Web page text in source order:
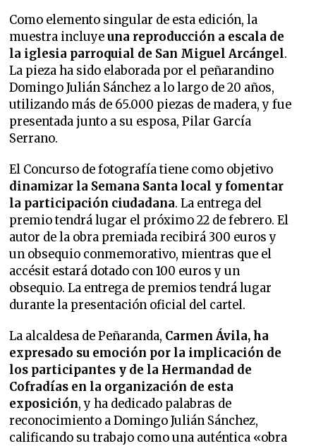
Como elemento singular de esta edición, la
muestra incluyeuna reproducción a escala de
la iglesia parroquial de San Miguel Arcángel.
La pieza ha sido elaborada por el peñarandino
Domingo Julián Sánchez a lo largo de 20 años,
utilizando más de 65.000 piezas de madera, y fue
presentada junto a su esposa, Pilar García
Serrano.
El Concurso de fotografía tiene como objetivo
dinamizar la Semana Santa local y fomentar
la participación ciudadana. La entrega del
premio tendrá lugar el próximo 22 de febrero. El
autor de la obra premiada recibirá 300 euros y
un obsequio conmemorativo, mientras que el
accésit estará dotado con 100 euros y un
obsequio. La entrega de premios tendrá lugar
durante la presentación oficial del cartel.
La alcaldesa de Peñaranda, Carmen Ávila, ha
expresado su emoción por la implicación de
los participantes y de la Hermandad de
Cofradías en la organización de esta
exposición, y ha dedicado palabras de
reconocimiento a Domingo Julián Sánchez,
calificando su trabajo como una auténtica «obra